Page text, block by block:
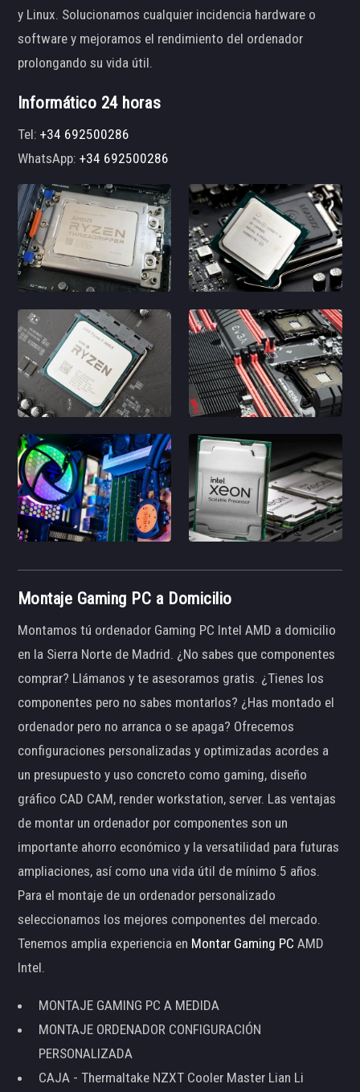
y Linux. Solucionamos cualquier incidencia hardware o
software y mejoramos el rendimiento del ordenador
prolongando su vida útil.
Informático 24 horas
Tel:+34 692500286
WhatsApp:+34 692500286
Montaje Gaming PC a Domicilio
Montamos tú ordenador Gaming PC Intel AMD a domicilio
en la Sierra Norte de Madrid. ¿No sabes que componentes
comprar? Llámanos y te asesoramos gratis. ¿Tienes los
componentes pero no sabes montarlos? ¿Has montado el
ordenador pero no arranca o se apaga? Ofrecemos
configuraciones personalizadas y optimizadas acordes a
un presupuesto y uso concreto como gaming, diseño
gráfico CAD CAM, render workstation, server. Las ventajas
de montar un ordenador por componentes son un
importante ahorro económico y la versatilidad para futuras
ampliaciones, así como una vida útil de mínimo 5 años.
Para el montaje de un ordenador personalizado
seleccionamos los mejores componentes del mercado.
Tenemos amplia experiencia en Montar Gaming PC AMD
Intel.
MONTAJE GAMING PC A MEDIDA
MONTAJE ORDENADOR CONFIGURACIÓN
PERSONALIZADA
CAJA - Thermaltake NZXT Cooler Master Lian Li